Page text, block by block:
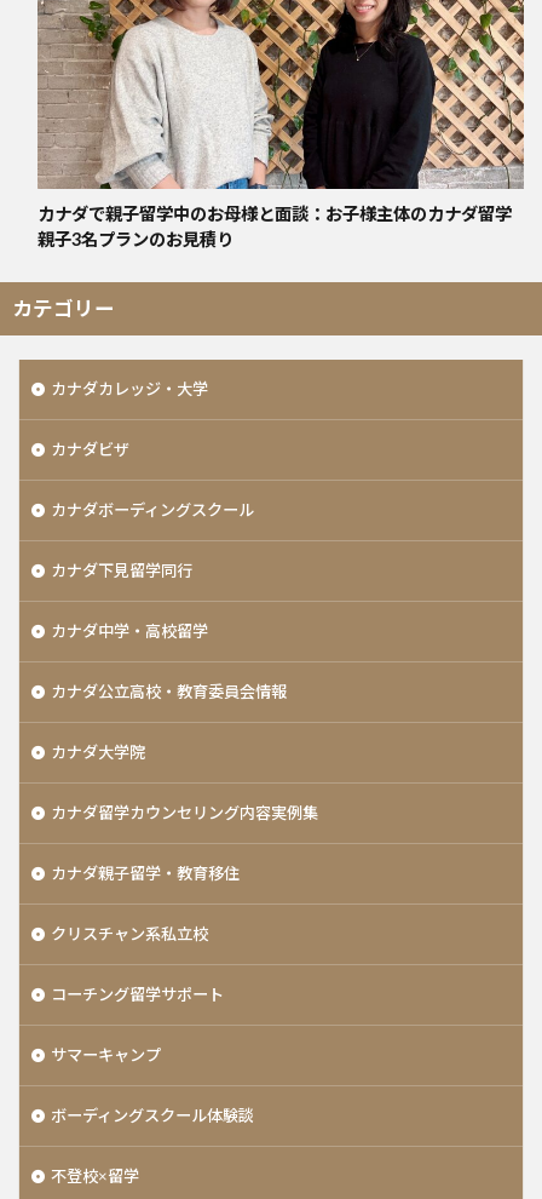
カナダで親子留学中のお母様と面談：お子様主体のカナダ留学
親子3名プランのお見積り
カテゴリー
カナダカレッジ・大学
カナダビザ
カナダボーディングスクール
カナダ下見留学同行
カナダ中学・高校留学
カナダ公立高校・教育委員会情報
カナダ大学院
カナダ留学カウンセリング内容実例集
カナダ親子留学・教育移住
クリスチャン系私立校
コーチング留学サポート
サマーキャンプ
ボーディングスクール体験談
不登校×留学